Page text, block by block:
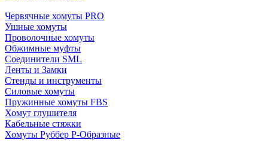
Червячные хомуты PRO
Ушные хомуты
Проволочные хомуты
Обжимные муфты
Соединители SML
Ленты и Замки
Стенды и инструменты
Силовые хомуты
Пружинные хомуты FBS
Хомут глушителя
Кабельные стяжки
Хомуты Руббер Р-Образные